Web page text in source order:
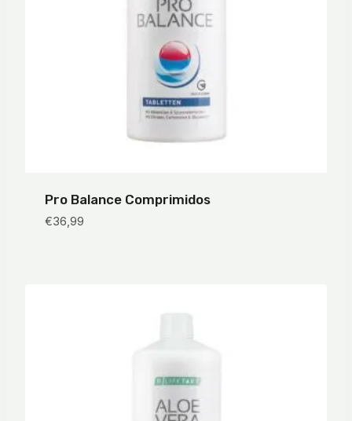
Pro Balance Comprimidos
€36,99